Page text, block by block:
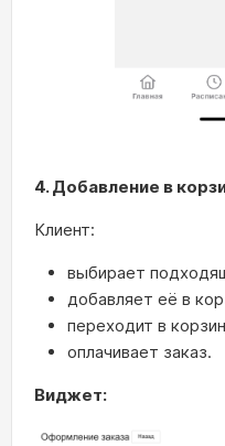
4. Добавление в
Клиент:
выбирает
добавляет её в
переходит в
оплачивает заказ.
Виджет: